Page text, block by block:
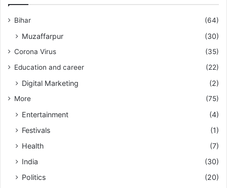
Bihar (64)
Muzaffarpur (30)
Corona Virus
(35)
Education and career
(22)
Digital Marketing (2)
More (75)
Entertainment
(4)
Festivals
(1)
Health
(7)
India
(30)
Politics
(20)